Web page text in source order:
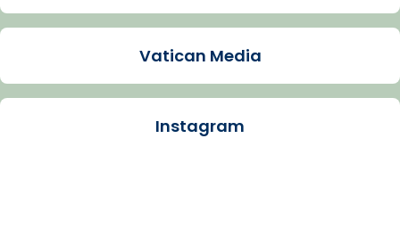
Mons. Sergi Gordo, bisbe de Tortosa, ha
Santes de Mataró.
🔗tinyurl.com/cvu5jmbk
Vatican Media
Instagram